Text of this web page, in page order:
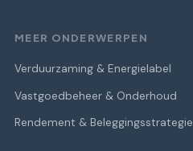
MEER ONDERWERPEN
Verduurzaming & Energielabel
Vastgoedbeheer & Onderhoud
Rendement & Beleggingsstrategie